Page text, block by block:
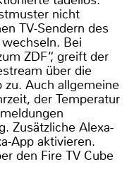
nicht
TV-Sendern des
Bei
ZDF“, greift der
über die
zu. Auch allgemeine
der Temperatur
Zusätzliche Alexa-
App aktivieren.
den Fire TV Cube